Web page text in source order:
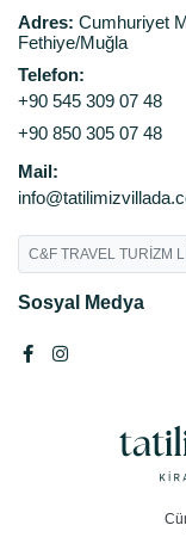
Adres: Cumhuriyet
Fethiye/Muğla
Telefon:
+90 545 309 07 48
+90 850 305 07 48
Mail:
C&F TRAVEL TURİZM
Sosyal Medya